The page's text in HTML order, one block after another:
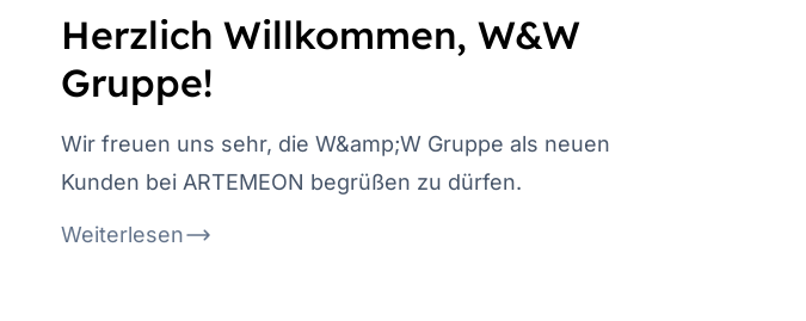
Herzlich Willkommen, W&W
Gruppe!
Wir freuen uns sehr, die W&amp;W Gruppe als neuen
Kunden bei ARTEMEON begrüßen zu dürfen.
Weiterlesen